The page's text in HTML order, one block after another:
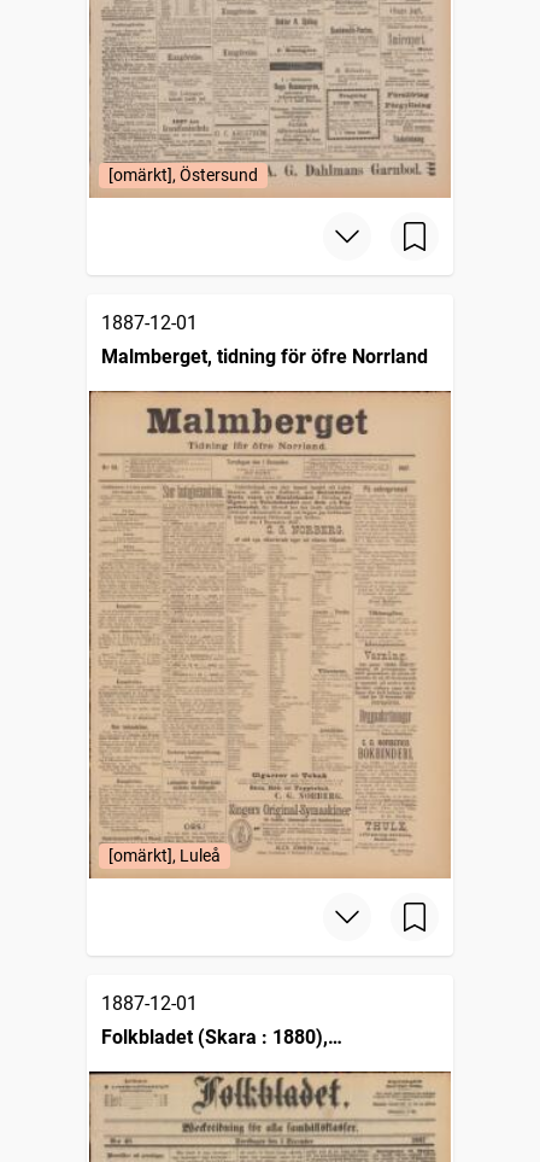
[omärkt], Östersund
1887-12-01
Malmberget, tidning för öfre Norrland
[omärkt], Luleå
1887-12-01
Folkbladet (Skara : 1880),
Weckotidning för alla samhällsklasser